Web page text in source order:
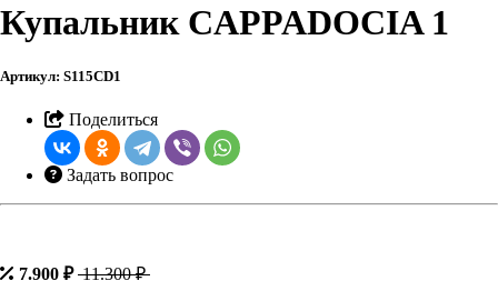
Купальник CAPPADOCIA 1
Артикул: S115CD1
Поделиться
Задать вопрос
7.900 ₽ 11.300 ₽